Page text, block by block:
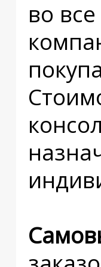
во